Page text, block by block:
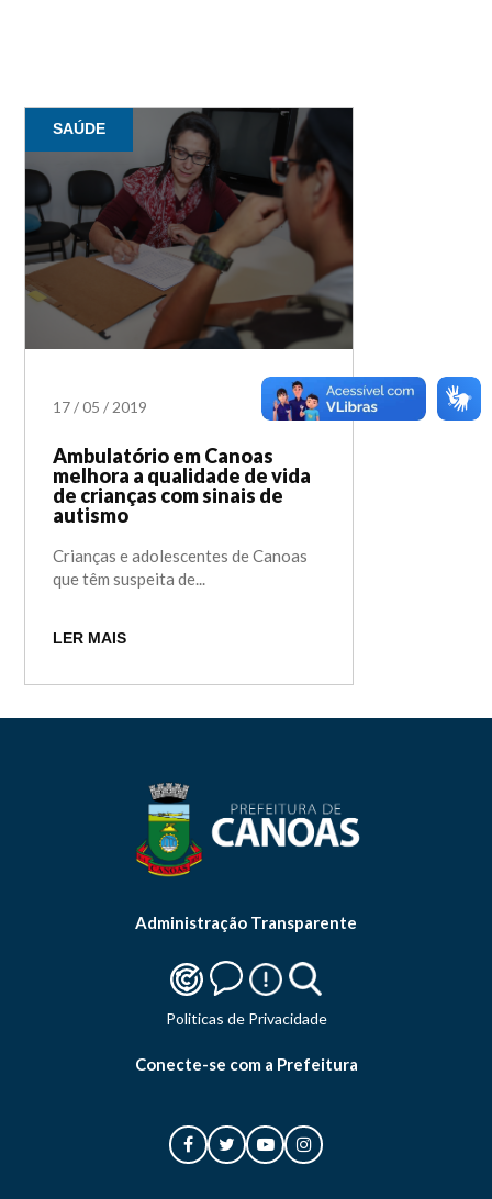
SAÚDE
17 /05 /2019
Ambulatório em Canoas
melhora a qualidade de vida
de crianças com sinais de
autismo
Crianças e adolescentes de Canoas
que têm suspeita de...
LER MAIS
Administração Transparente
Politicas de Privacidade
Conecte-se com a Prefeitura